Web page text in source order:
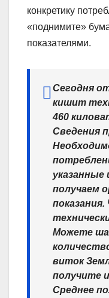
конкретику
«поднимите»
показателями.
Сегодня
кишит
460
Сведения
указанные
получаем
Можете
виток
получите
Среднее